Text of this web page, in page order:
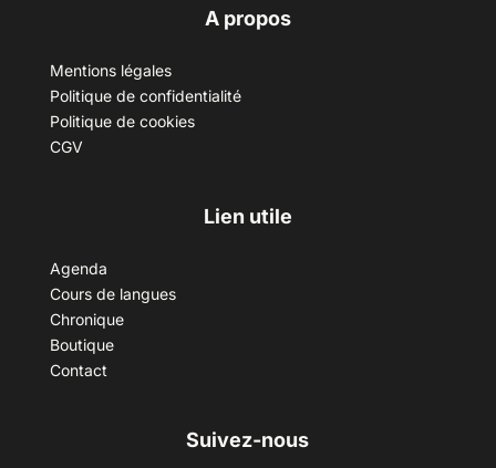
A propos
Mentions légales
Politique de confidentialité
Politique de cookies
CGV
Lien utile
Agenda
Cours de langues
Chronique
Boutique
Contact
Suivez-nous